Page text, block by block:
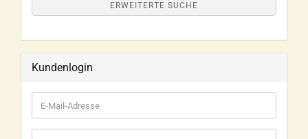
ERWEITERTE SUCHE
Kundenlogin